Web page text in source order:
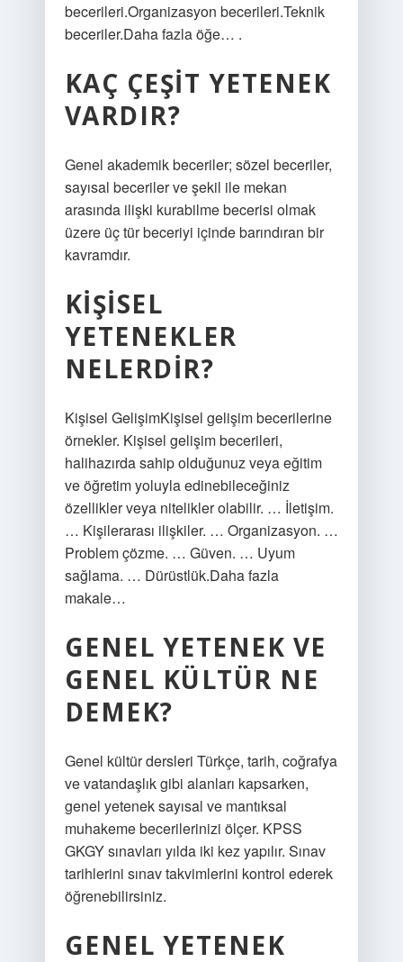
becerileri.Organizasyon becerileri.Teknik
beceriler.Daha fazla öğe… .
KAÇ ÇEŞIT YETENEK
VARDIR?
Genel akademik beceriler; sözel beceriler,
sayısal beceriler ve şekil ile mekan
arasında ilişki kurabilme becerisi olmak
üzere üç tür beceriyi içinde barındıran bir
kavramdır.
KIŞISEL
YETENEKLER
NELERDIR?
Kişisel GelişimKişisel gelişim becerilerine
örnekler. Kişisel gelişim becerileri,
halihazırda sahip olduğunuz veya eğitim
ve öğretim yoluyla edinebileceğiniz
özellikler veya nitelikler olabilir. … İletişim.
… Kişilerarası ilişkiler. … Organizasyon. …
Problem çözme. … Güven. … Uyum
sağlama. … Dürüstlük.Daha fazla
makale…
GENEL YETENEK VE
GENEL KÜLTÜR NE
DEMEK?
Genel kültür dersleri Türkçe, tarih, coğrafya
ve vatandaşlık gibi alanları kapsarken,
genel yetenek sayısal ve mantıksal
muhakeme becerilerinizi ölçer. KPSS
GKGY sınavları yılda iki kez yapılır. Sınav
tarihlerini sınav takvimlerini kontrol ederek
öğrenebilirsiniz.
GENEL YETENEK